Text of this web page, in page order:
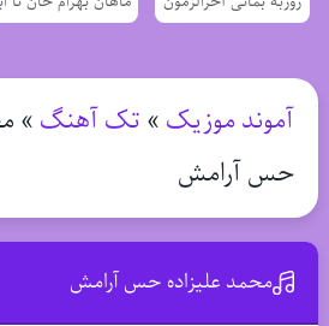
آموند موزیک » تک آهنگ »
حس آرامش
محمد علیزاده حس آرامش